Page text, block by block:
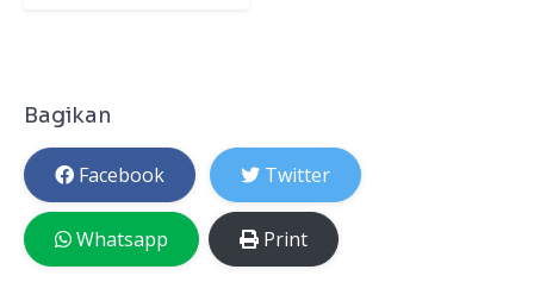
Bagikan
Facebook Twitter
Whatsapp Print